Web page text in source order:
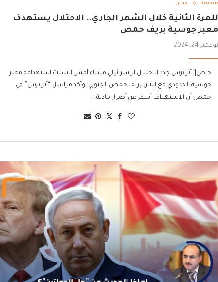
سياسة ميدان
للمرة الثانية خلال الشهر الجاري.. الاحتلال يستهدف
معبر جوسية بريف حمص
نوفمبر 24, 2024
خاص|| أثر برس جدد الاحتلال الإسرائيلي مساء أمس السبت استهدافه معبر
جوسية الحدودي مع لبنان بريف حمص الجنوبي. وأكد مراسل “أثر برس” في
حمص أن الاستهداف أسفر عن أضرار مادية …